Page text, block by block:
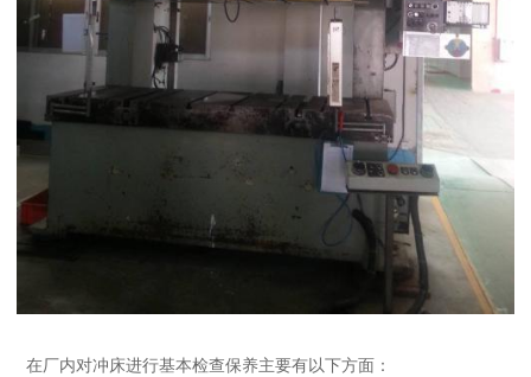
在厂内对冲床进行基本检查保养主要有以下方面：